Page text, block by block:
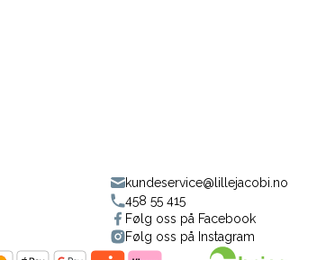
kundeservice@lillejacobi.no
458 55 415
Følg oss på Facebook
Følg oss på Instagram